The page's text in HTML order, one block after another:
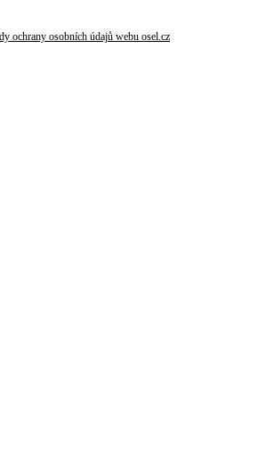
ochrany osobních údajů webu osel.cz